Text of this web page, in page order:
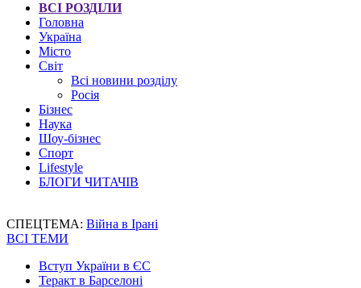
ВСІ РОЗДІЛИ
Головна
Україна
Місто
Світ
Всі новини розділу
Росія
Бізнес
Наука
Шоу-бізнес
Спорт
Lifestyle
БЛОГИ ЧИТАЧІВ
СПЕЦТЕМА: Війна в Ірані
ВСІ ТЕМИ
Вступ України в ЄС
Теракт в Барселоні